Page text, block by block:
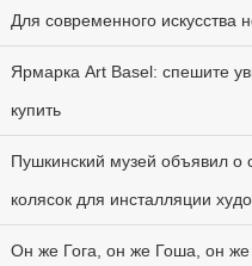
Для современного искусства
Ярмарка Art Basel: cпешите
купить
Пушкинский музей объявил о
колясок для инсталляции
Он же Гога, он же Гоша, он